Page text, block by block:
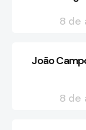
8 de
João
8 de